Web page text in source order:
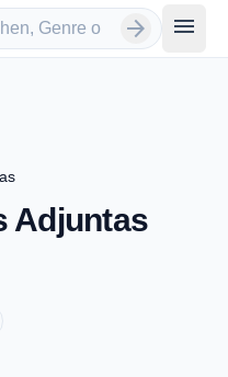
arrow_forward menu
Adjuntas